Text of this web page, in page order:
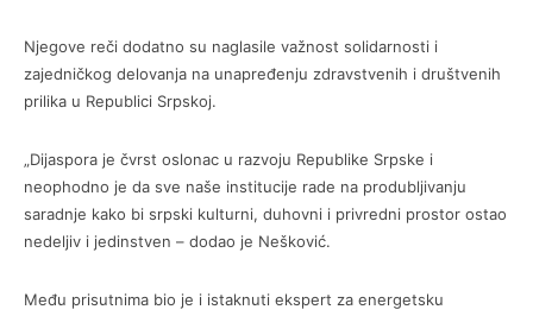
Njegove reči dodatno su naglasile važnost solidarnosti i
zajedničkog delovanja na unapređenju zdravstvenih i društvenih
prilika u Republici Srpskoj.
„Dijaspora je čvrst oslonac u razvoju Republike Srpske i
neophodno je da sve naše institucije rade na produbljivanju
saradnje kako bi srpski kulturni, duhovni i privredni prostor ostao
nedeljiv i jedinstven – dodao je Nešković.
Među prisutnima bio je i istaknuti ekspert za energetsku